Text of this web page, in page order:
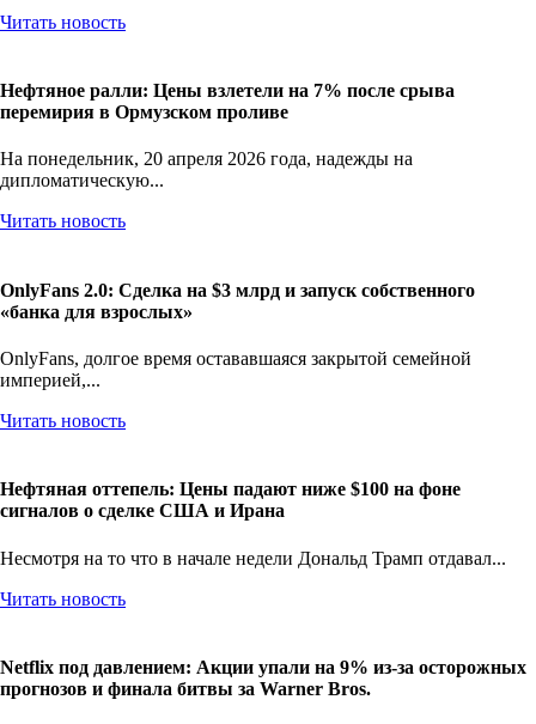
Читать новость
Нефтяное ралли: Цены взлетели на 7% после срыва
перемирия в Ормузском проливе
На понедельник, 20 апреля 2026 года, надежды на
дипломатическую...
Читать новость
OnlyFans 2.0: Сделка на $3 млрд и запуск собственного
«банка для взрослых»
OnlyFans, долгое время остававшаяся закрытой семейной
империей,...
Читать новость
Нефтяная оттепель: Цены падают ниже $100 на фоне
сигналов о сделке США и Ирана
Несмотря на то что в начале недели Дональд Трамп отдавал...
Читать новость
Netflix под давлением: Акции упали на 9% из-за осторожных
прогнозов и финала битвы за Warner Bros.